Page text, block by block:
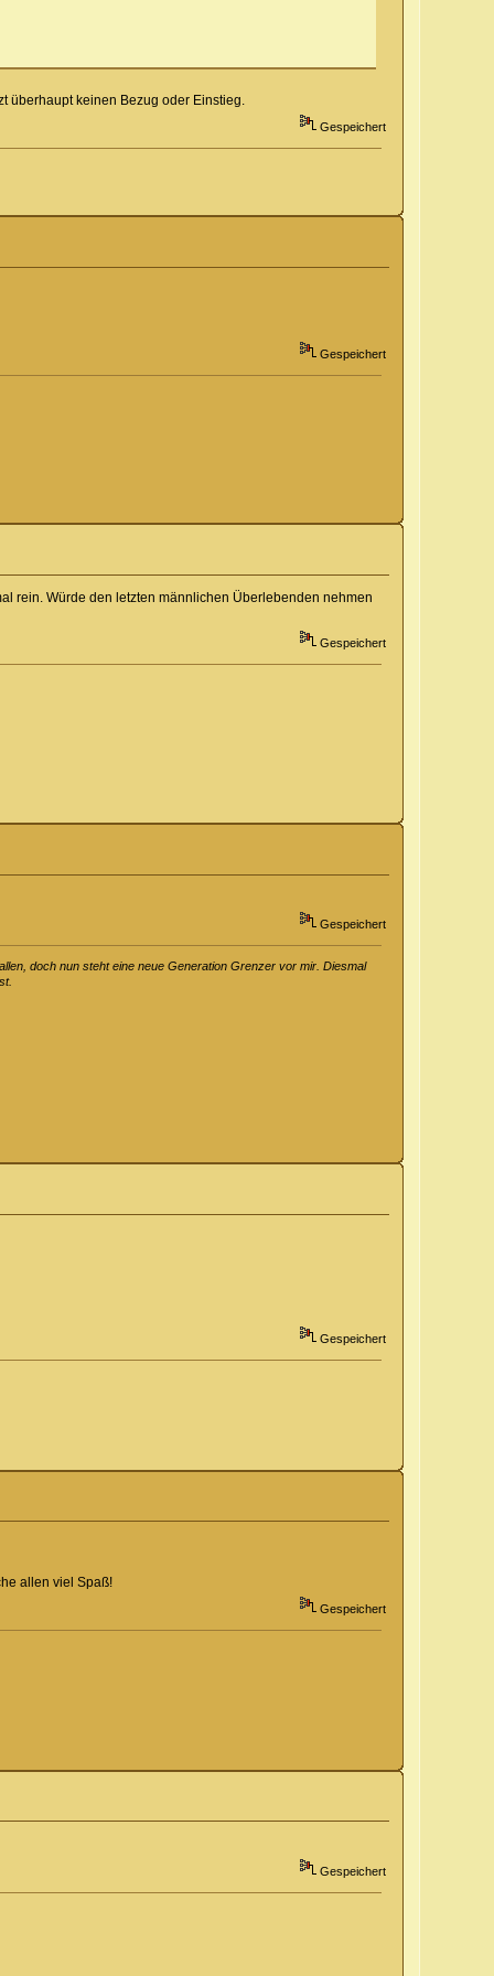
überhaupt keinen Bezug oder Einstieg.
Gespeichert
Gespeichert
rein. Würde den letzten männlichen Überlebenden nehmen
Gespeichert
Gespeichert
doch nun steht eine neue Generation Grenzer vor mir. Diesmal
Gespeichert
allen viel Spaß!
Gespeichert
Gespeichert